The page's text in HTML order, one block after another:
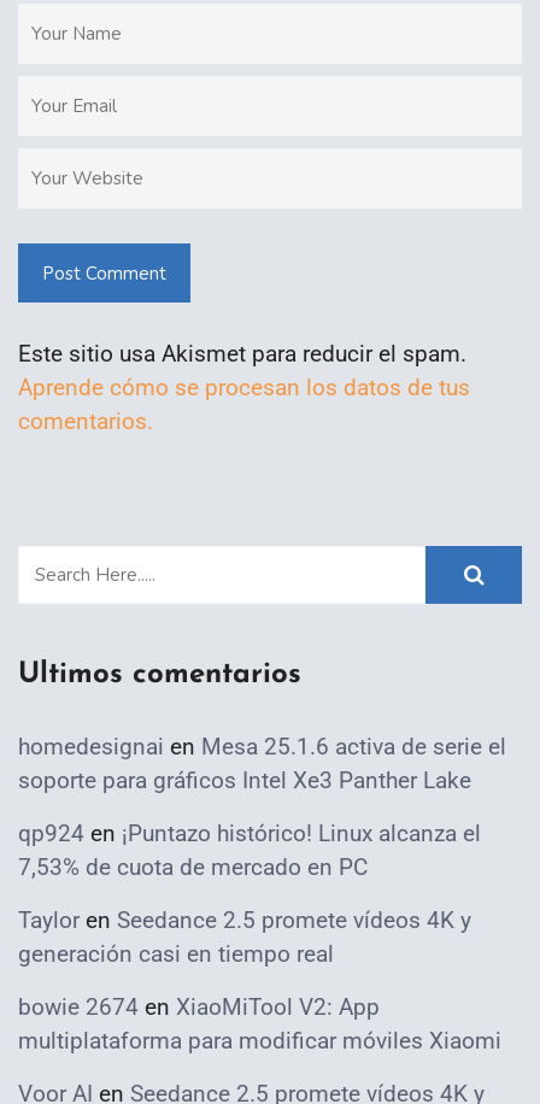
Post Comment
Este sitio usa Akismet para reducir el spam.
Aprende cómo se procesan los datos de tus
comentarios.
Ultimos comentarios
homedesignai en Mesa 25.1.6 activa de serie el
soporte para gráficos Intel Xe3 Panther Lake
qp924 en ¡Puntazo histórico! Linux alcanza el
7,53% de cuota de mercado en PC
Taylor en Seedance 2.5 promete vídeos 4K y
generación casi en tiempo real
bowie 2674 en XiaoMiTool V2: App
multiplataforma para modificar móviles Xiaomi
Voor AI en Seedance 2.5 promete vídeos 4K y